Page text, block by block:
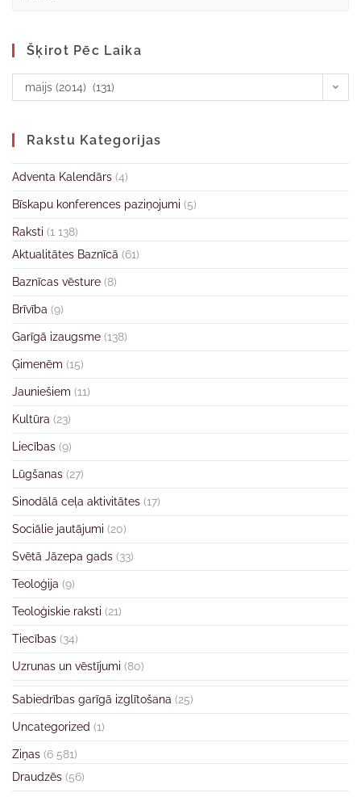
Šķirot Pēc Laika
maijs (2014) (131)
Rakstu Kategorijas
Adventa Kalendārs (4)
Bīskapu konferences paziņojumi (5)
Raksti (1 138)
Aktualitātes Baznīcā (61)
Baznīcas vēsture (8)
Brīvība (9)
Garīgā izaugsme (138)
Ģimenēm (15)
Jauniešiem (11)
Kultūra (23)
Liecības (9)
Lūgšanas (27)
Sinodālā ceļa aktivitātes (17)
Sociālie jautājumi (20)
Svētā Jāzepa gads (33)
Teoloģija (9)
Teoloģiskie raksti (21)
Tiecības (34)
Uzrunas un vēstījumi (80)
Sabiedrības garīgā izglītošana (25)
Uncategorized (1)
Ziņas (6 581)
Draudzēs (56)